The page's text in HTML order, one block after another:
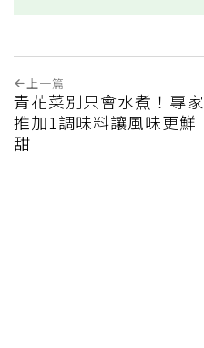
上一篇
青花菜別只會水煮！專家
推加1調味料讓風味更鮮
甜